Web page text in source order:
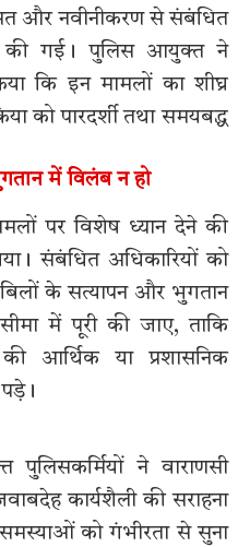
और नवीनीकरण से संबंधित
की गई। पुलिस आयुक्त ने
कि इन मामलों का शीघ्र
को पारदर्शी तथा समयबद्ध
में विलंब न हो
पर विशेष ध्यान देने की
संबंधित अधिकारियों को
बिलों के सत्यापन और भुगतान
सीमा में पूरी की जाए, ताकि
आर्थिक या प्रशासनिक
पुलिसकर्मियों ने वाराणसी
कार्यशैली की सराहना
को गंभीरता से सुना